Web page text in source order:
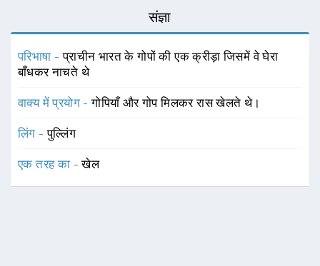
संज्ञा
परिभाषा -प्राचीन भारत के गोपों की एक क्रीड़ा जिसमें वे घेरा
बाँधकर नाचते थे
वाक्य में प्रयोग -गोपियाँ और गोप मिलकर रास खेलते थे।
लिंग -पुल्लिंग
एक तरह का -खेल